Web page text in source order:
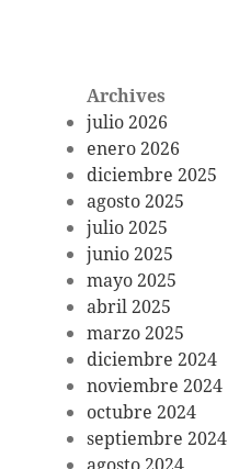
Archives
julio 2026
enero 2026
diciembre 2025
agosto 2025
julio 2025
junio 2025
mayo 2025
abril 2025
marzo 2025
diciembre 2024
noviembre 2024
octubre 2024
septiembre 2024